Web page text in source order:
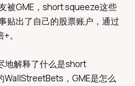
被GME，short squeeze这些
贴出了自己的股票账户，通过
。
地解释了什么是short
，GME是怎么